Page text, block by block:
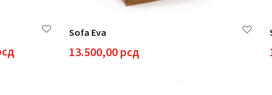
Raspon
Sofa Eva
13.500,00 рсд